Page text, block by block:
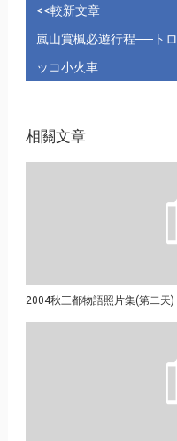
<<較新文章
嵐山賞楓必遊行程──トロ
ッコ小火車
相關文章
2004秋三都物語照片集(第二天)